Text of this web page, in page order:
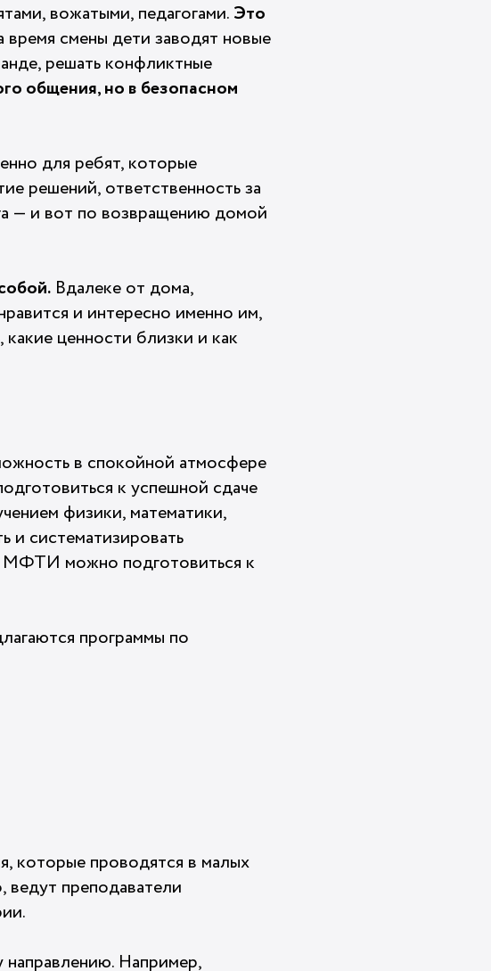
вожатыми, педагогами. Это
время смены дети заводят новые
решать конфликтные
общения, но в безопасном
для ребят, которые
решений, ответственность за
— и вот по возвращению домой
Вдалеке от дома,
и интересно именно им,
ценности близки и как
в спокойной атмосфере
к успешной сдаче
физики, математики,
и систематизировать
МФТИ можно подготовиться к
программы по
которые проводятся в малых
ведут преподаватели
направлению. Например,